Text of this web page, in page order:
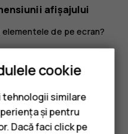
afișajului
de pe ecran?
și, pentru a ajusta
cookie
tehnologii similare
și pentru
Dacă faci click pe